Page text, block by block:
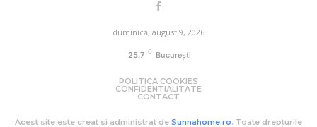
duminică, august 9, 2026
25.7 C București
POLITICA COOKIES
CONFIDENTIALITATE
CONTACT
Acest site este creat si administrat de Sunnahome.ro. Toate drepturile